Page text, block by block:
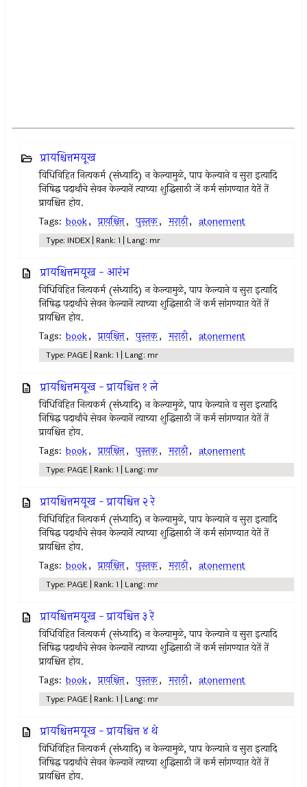
प्रायश्चित्तमयूख
विधिविहित नित्‍यकर्म (संध्यादि) न केल्‍यामुळे, पाप केल्याने व सुरा इत्‍यादि
निषिद्ध पदार्थांचे सेवन केल्‍यानें त्‍याच्या शुद्धिसाठी जें कर्म सांगण्यात येतें तें
प्रायश्चित्त होय.
Tags: book, प्रायश्चित्त, पुस्तक, मराठी, atonement
Type: INDEX | Rank: 1 | Lang: mr
प्रायश्चित्तमयूख - आरंभ
विधिविहित नित्‍यकर्म (संध्यादि) न केल्‍यामुळे, पाप केल्याने व सुरा इत्‍यादि
निषिद्ध पदार्थांचे सेवन केल्‍यानें त्‍याच्या शुद्धिसाठी जें कर्म सांगण्यात येतें तें
प्रायश्चित्त होय.
Tags: book, प्रायश्चित्त, पुस्तक, मराठी, atonement
Type: PAGE | Rank: 1 | Lang: mr
प्रायश्चित्तमयूख - प्रायश्चित्त १ ले
विधिविहित नित्‍यकर्म (संध्यादि) न केल्‍यामुळे, पाप केल्याने व सुरा इत्‍यादि
निषिद्ध पदार्थांचे सेवन केल्‍यानें त्‍याच्या शुद्धिसाठी जें कर्म सांगण्यात येतें तें
प्रायश्चित्त होय.
Tags: book, प्रायश्चित्त, पुस्तक, मराठी, atonement
Type: PAGE | Rank: 1 | Lang: mr
प्रायश्चित्तमयूख - प्रायश्चित्त २ रे
विधिविहित नित्‍यकर्म (संध्यादि) न केल्‍यामुळे, पाप केल्याने व सुरा इत्‍यादि
निषिद्ध पदार्थांचे सेवन केल्‍यानें त्‍याच्या शुद्धिसाठी जें कर्म सांगण्यात येतें तें
प्रायश्चित्त होय.
Tags: book, प्रायश्चित्त, पुस्तक, मराठी, atonement
Type: PAGE | Rank: 1 | Lang: mr
प्रायश्चित्तमयूख - प्रायश्चित्त ३ रे
विधिविहित नित्‍यकर्म (संध्यादि) न केल्‍यामुळे, पाप केल्याने व सुरा इत्‍यादि
निषिद्ध पदार्थांचे सेवन केल्‍यानें त्‍याच्या शुद्धिसाठी जें कर्म सांगण्यात येतें तें
प्रायश्चित्त होय.
Tags: book, प्रायश्चित्त, पुस्तक, मराठी, atonement
Type: PAGE | Rank: 1 | Lang: mr
प्रायश्चित्तमयूख - प्रायश्चित्त ४ थे
विधिविहित नित्‍यकर्म (संध्यादि) न केल्‍यामुळे, पाप केल्याने व सुरा इत्‍यादि
निषिद्ध पदार्थांचे सेवन केल्‍यानें त्‍याच्या शुद्धिसाठी जें कर्म सांगण्यात येतें तें
प्रायश्चित्त होय.